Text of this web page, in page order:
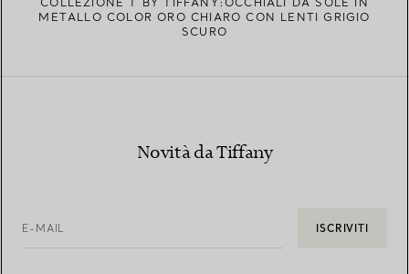
METALLO COLOR ORO CHIARO CON LENTI GRIGIO
SCURO
Novità da Tiffany
E-MAIL ISCRIVITI